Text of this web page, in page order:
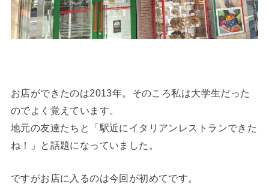
お店ができたのは2013年。そのころ私は大学生だった
のでよく覚えています。
地元の友達たちと「駅近にイタリアンレストランできた
ね！」と話題になっていました。
ですがお店に入るのは今回が初めてです。